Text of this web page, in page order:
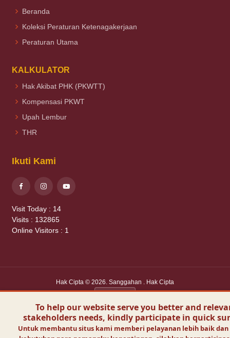
To help our website serve you better and
stakeholders needs, kindly participate in quick
Untuk membantu situs kami memberi pelayanan lebih baik dan
Beranda
Koleksi Peraturan Ketenagakerjaan
Peraturan Utama
KALKULATOR
Hak Akibat PHK (PKWTT)
Kompensasi PKWT
Upah Lembur
THR
Ikuti Kami
Visit Today : 14
Visits : 132865
Online Visitors : 1
Hak Cipta © 2026 Sanggahan Hak Cipta